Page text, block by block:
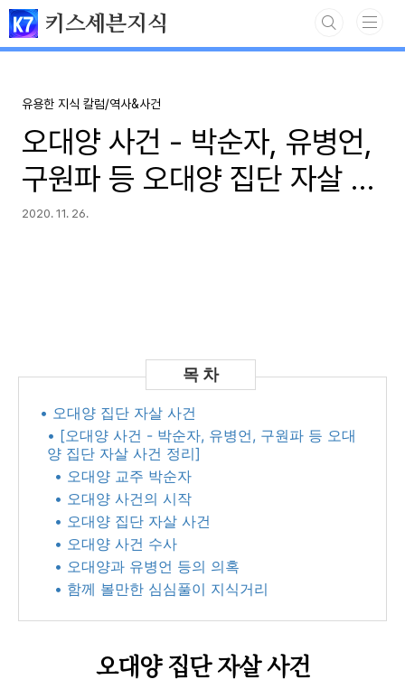
본문 바로가기
키스세븐지식
유용한 지식 칼럼/역사&사건
오대양 사건 - 박순자, 유병언,
구원파 등 오대양 집단 자살 사
건 정리
2020. 11. 26.
• 오대양 집단 자살 사건
• [오대양 사건 - 박순자, 유병언, 구원파 등 오대
양 집단 자살 사건 정리]
• 오대양 교주 박순자
• 오대양 사건의 시작
• 오대양 집단 자살 사건
• 오대양 사건 수사
• 오대양과 유병언 등의 의혹
• 함께 볼만한 심심풀이 지식거리
오대양 집단 자살 사건